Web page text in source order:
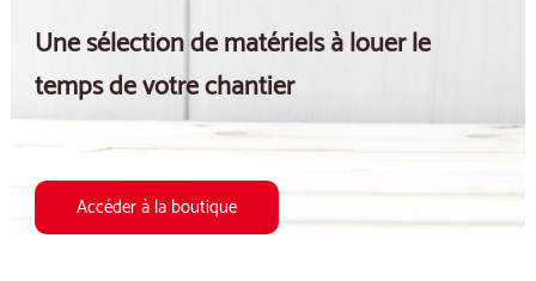
Une sélection de matériels à louer le
temps de votre chantier
Accéder à la boutique